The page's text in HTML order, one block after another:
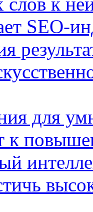
SEO-
для